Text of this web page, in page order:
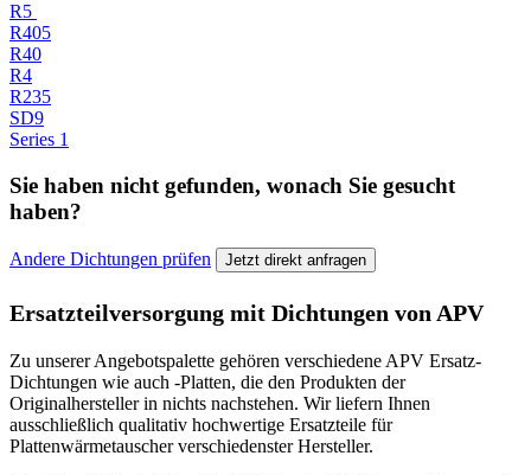
R5
R405
R40
R4
R235
SD9
Series 1
Sie haben nicht gefunden, wonach Sie gesucht
haben?
Andere Dichtungen prüfen Jetzt direkt anfragen
Ersatzteilversorgung mit Dichtungen von APV
Zu unserer Angebotspalette gehören verschiedene APV Ersatz-
Dichtungen wie auch -Platten, die den Produkten der
Originalhersteller in nichts nachstehen. Wir liefern Ihnen
ausschließlich qualitativ hochwertige Ersatzteile für
Plattenwärmetauscher verschiedenster Hersteller.